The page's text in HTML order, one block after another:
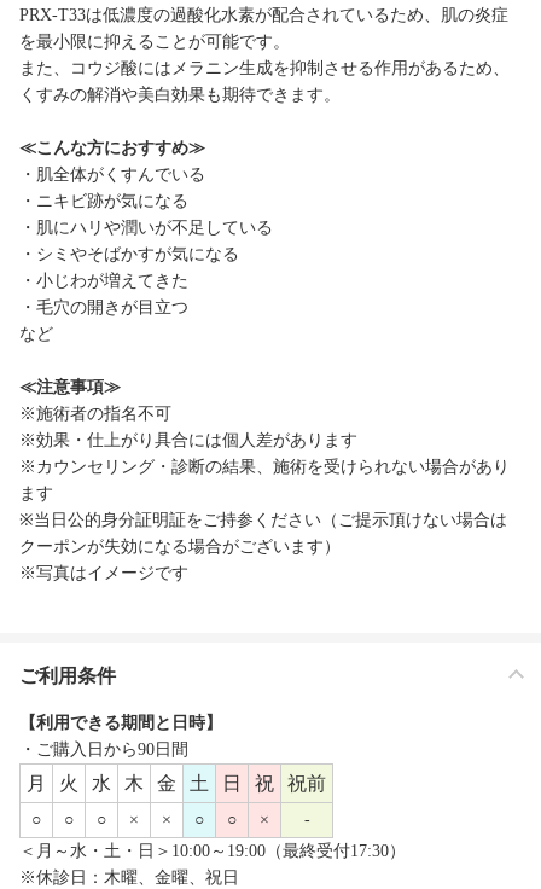
PRX-T33は低濃度の過酸化水素が配合されているため、肌の炎症
を最小限に抑えることが可能です。
また、コウジ酸にはメラニン生成を抑制させる作用があるため、
くすみの解消や美白効果も期待できます。
≪こんな方におすすめ≫
・肌全体がくすんでいる
・ニキビ跡が気になる
・肌にハリや潤いが不足している
・シミやそばかすが気になる
・小じわが増えてきた
・毛穴の開きが目立つ
など
≪注意事項≫
※施術者の指名不可
※効果・仕上がり具合には個人差があります
※カウンセリング・診断の結果、施術を受けられない場合があり
ます
※当日公的身分証明証をご持参ください（ご提示頂けない場合は
クーポンが失効になる場合がございます）
※写真はイメージです
ご利用条件
【利用できる期間と日時】
・ご購入日から90日間
月 火 水 木 金 土 日 祝 祝前
○ ○ ○ × × ○ ○ ×
-
＜月～水・土・日＞10:00～19:00（最終受付17:30）
※休診日：木曜、金曜、祝日